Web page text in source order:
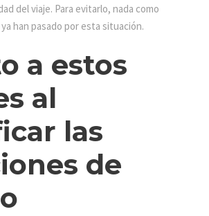
del viaje. Para evitarlo, nada como
han pasado por esta situación.
a estos
al
las
de